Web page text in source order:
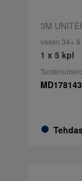
3M
vasen 34+
1 x 5 kpl
MD178143